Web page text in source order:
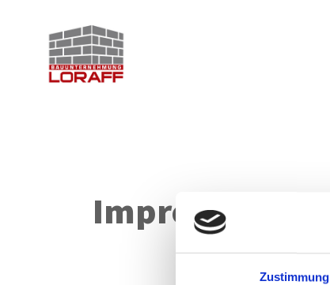
Zustimmung
Impressum